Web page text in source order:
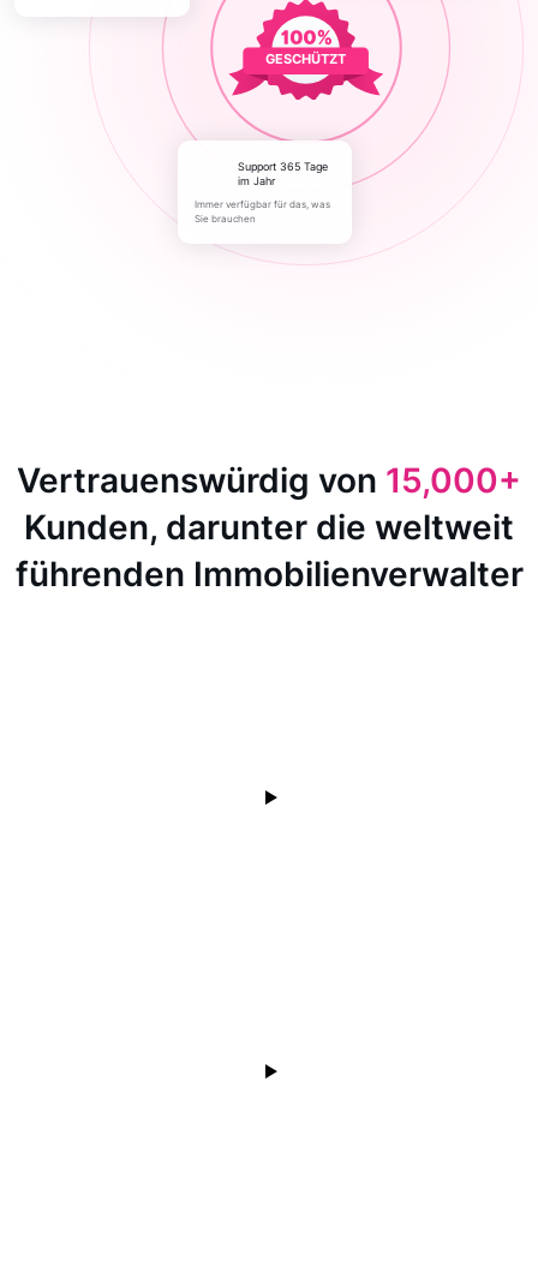
GESCHÜTZT
Support 365 Tage
im Jahr
Immer verfügbar für das, was
Sie brauchen
Vertrauenswürdig von 15,000+
Kunden, darunter die weltweit
führenden Immobilienverwalter